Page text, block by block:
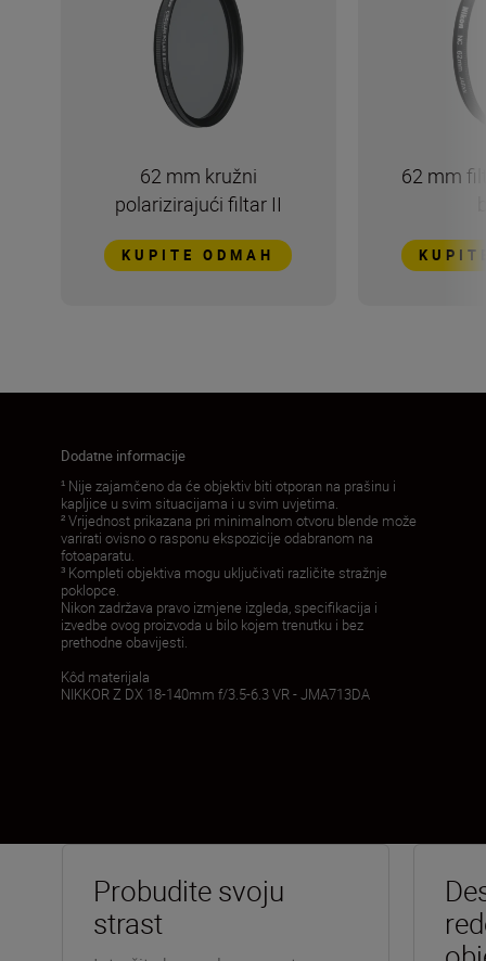
62 mm kružni
polarizirajući filtar II
KUPITE ODMAH
62 mm
Dodatne informacije
¹ Nije zajamčeno da će objektiv biti otporan na prašinu i
kapljice u svim situacijama i u svim uvjetima.
² Vrijednost prikazana pri minimalnom otvoru blende može
varirati ovisno o rasponu ekspozicije odabranom na
fotoaparatu.
³ Kompleti objektiva mogu uključivati različite stražnje
poklopce.
Nikon zadržava pravo izmjene izgleda, specifikacija i
izvedbe ovog proizvoda u bilo kojem trenutku i bez
prethodne obavijesti.
Kôd materijala
NIKKOR Z DX 18-140mm f/3.5-6.3 VR - JMA713DA
Probudite svoju
strast